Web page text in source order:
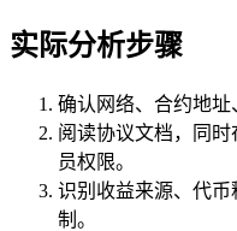
实际分析步骤
确认网络、合约地址
阅读协议文档，同
员权限。
识别收益来源、代
制。